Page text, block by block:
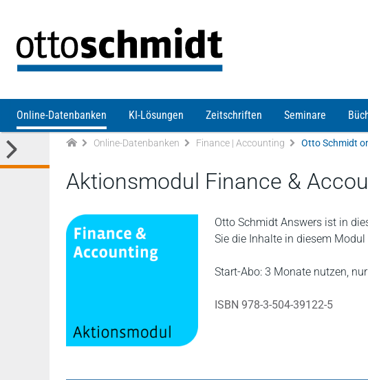
Online-Datenbanken KI-Lösungen Zeitschriften Seminare
Online-Datenbanken Finance | Accounting Otto Schmidt
Aktionsmodul Finance &
Otto Schmidt Answers ist in
Sie die Inhalte in diesem
Start-Abo: 3 Monate nutzen,
ISBN 978-3-504-39122-5